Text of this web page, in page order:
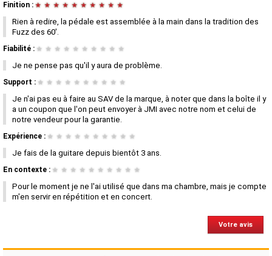
Finition : ★ ★ ★ ★ ★ ★ ★ ★ ★ ★
Rien à redire, la pédale est assemblée à la main dans la tradition des
Fuzz des 60'.
Fiabilité : ★ ★ ★ ★ ★ ★ ★ ★ ★ ★
Je ne pense pas qu'il y aura de problème.
Support : ★ ★ ★ ★ ★ ★ ★ ★ ★ ★
Je n'ai pas eu à faire au SAV de la marque, à noter que dans la boîte il y
a un coupon que l'on peut envoyer à JMI avec notre nom et celui de
notre vendeur pour la garantie.
Expérience : ★ ★ ★ ★ ★ ★ ★ ★ ★ ★
Je fais de la guitare depuis bientôt 3 ans.
En contexte : ★ ★ ★ ★ ★ ★ ★ ★ ★ ★
Pour le moment je ne l'ai utilisé que dans ma chambre, mais je compte
m'en servir en répétition et en concert.
Votre avis